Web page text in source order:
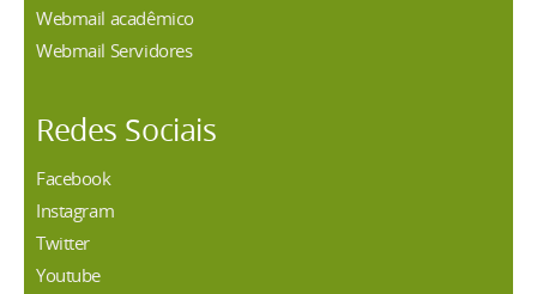
Webmail acadêmico
Webmail Servidores
Redes Sociais
Facebook
Instagram
Twitter
Youtube